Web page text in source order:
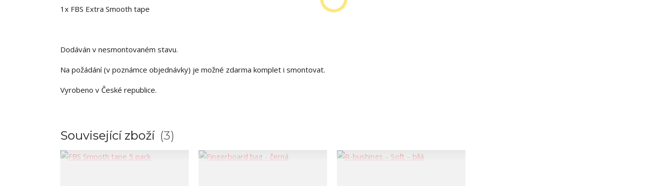
1x FBS Extra Smooth tape
Dodáván v nesmontovaném stavu.
Na požádání (v poznámce objednávky) je možné zdarma komplet i smontovat.
Vyrobeno v České republice.
Související zboží 3